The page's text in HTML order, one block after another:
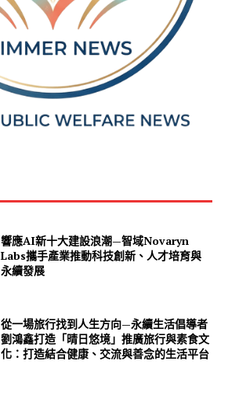
響應AI新十大建設浪潮—智域Novaryn
Labs攜手產業推動科技創新、人才培育與
永續發展
從一場旅行找到人生方向—永續生活倡導者
劉鴻鑫打造「晴日悠境」推廣旅行與素食文
化：打造結合健康、交流與善念的生活平台